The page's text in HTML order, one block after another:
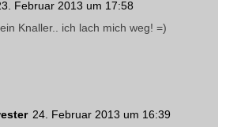
Februar 2013 um 17:58
Knaller.. ich lach mich weg! =)
24. Februar 2013 um 16:39